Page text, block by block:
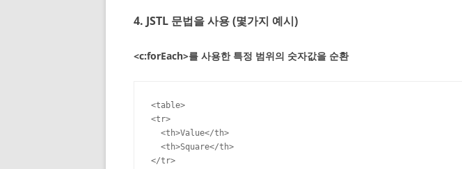
4. JSTL 문법을 사용 (몇가지 예시)
<c:forEach>를 사용한 특정 범위의 숫자값을 순환
<table>
<tr>
  <th>Value</th>
  <th>Square</th>
</tr>